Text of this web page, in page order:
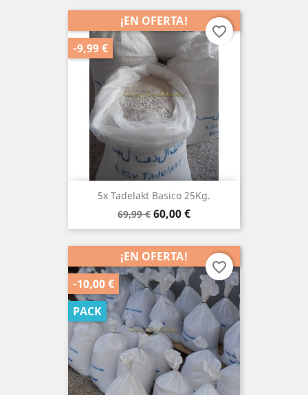
5x Tadelakt Basico 25Kg.
Precio
base
69,99 € Precio
60,00 €
¡EN OFERTA!
-9,99 €
favorite_border
¡EN OFERTA!
-10,00 €
PACK
favorite_border